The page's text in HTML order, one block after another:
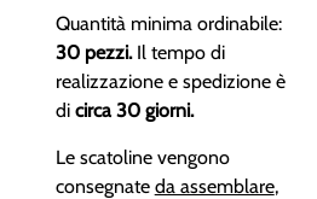
Quantità minima ordinabile:
30 pezzi. Il tempo di
realizzazione e spedizione è
di circa 30 giorni.
Le scatoline vengono
consegnate da assemblare,